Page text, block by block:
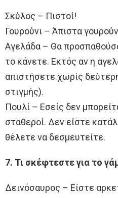
Σκύλος – Πιστοί!
Γουρούνι – Άπιστα
Αγελάδα – Θα
το κάνετε. Εκτός αν η
απιστήσετε χωρίς
στιγμής).
Πουλί – Εσείς δεν
σταθεροί. Δεν είστε
θέλετε να δεσμευτείτε.
7. Τι σκέφτεστε για το
Δεινόσαυρος – Είστε